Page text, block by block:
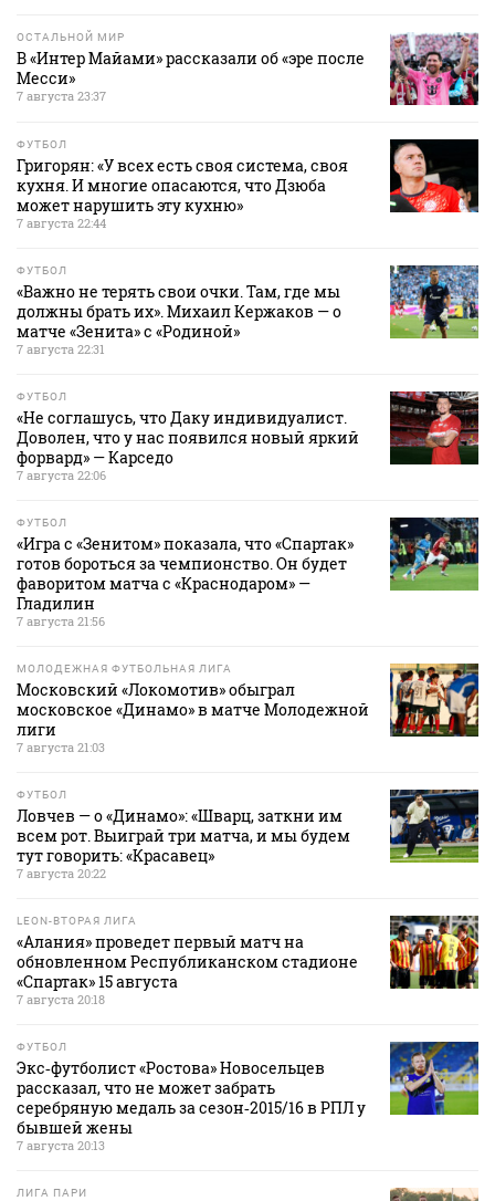
ОСТАЛЬНОЙ МИР
В «Интер Майами» рассказали об «эре после
Месси»
7 августа 23:37
ФУТБОЛ
Григорян: «У всех есть своя система, своя
кухня. И многие опасаются, что Дзюба
может нарушить эту кухню»
7 августа 22:44
ФУТБОЛ
«Важно не терять свои очки. Там, где мы
должны брать их». Михаил Кержаков — о
матче «Зенита» с «Родиной»
7 августа 22:31
ФУТБОЛ
«Не соглашусь, что Даку индивидуалист.
Доволен, что у нас появился новый яркий
форвард» — Карседо
7 августа 22:06
ФУТБОЛ
«Игра с «Зенитом» показала, что «Спартак»
готов бороться за чемпионство. Он будет
фаворитом матча с «Краснодаром» —
Гладилин
7 августа 21:56
МОЛОДЕЖНАЯ ФУТБОЛЬНАЯ ЛИГА
Московский «Локомотив» обыграл
московское «Динамо» в матче Молодежной
лиги
7 августа 21:03
ФУТБОЛ
Ловчев — о «Динамо»: «Шварц, заткни им
всем рот. Выиграй три матча, и мы будем
тут говорить: «Красавец»
7 августа 20:22
LEON-ВТОРАЯ ЛИГА
«Алания» проведет первый матч на
обновленном Республиканском стадионе
«Спартак» 15 августа
7 августа 20:18
ФУТБОЛ
Экс‑футболист «Ростова» Новосельцев
рассказал, что не может забрать
серебряную медаль за сезон‑2015/16 в РПЛ у
бывшей жены
7 августа 20:13
ЛИГА ПАРИ